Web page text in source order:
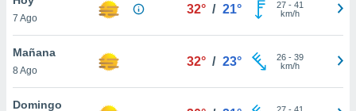
en
más
nuestra
7 Ago
32° / 21° 27- 41
km/h
Mañana
8 Ago
32° / 23° 26- 39
km/h
Domingo 27- 41